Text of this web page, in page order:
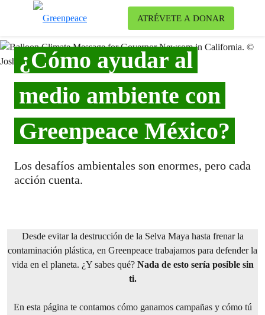
ATRÉVETE A DONAR
¿Cómo ayudar al
medio ambiente con
Greenpeace México?
Los desafíos ambientales son enormes, pero cada
acción cuenta.
Desde evitar la destrucción de la Selva Maya hasta frenar la
contaminación plástica, en Greenpeace trabajamos para defender la
vida en el planeta. ¿Y sabes qué? Nada de esto sería posible sin
ti.
En esta página te contamos cómo ganamos campañas y cómo tú